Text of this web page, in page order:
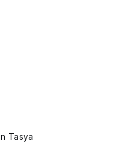
Tasya